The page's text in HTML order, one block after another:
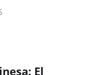
El